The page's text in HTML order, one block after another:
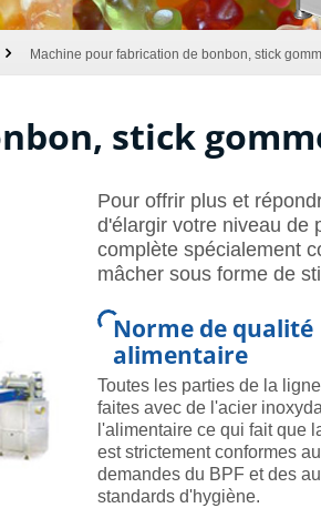
Machine pour fabrication de bonbon, stick
stick
Pour offrir plus et
d'élargir votre niveau de
complète spécialement
mâcher sous forme de
Norme de qualité
alimentaire
Toutes les parties de la
faites avec de l'acier
l'alimentaire ce qui fait que
est strictement conformes
demandes du BPF et des
standards d'hygiène.